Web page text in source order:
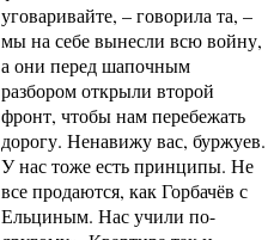
уговаривайте, – говорила та, –
мы на себе вынесли всю войну,
а они перед шапочным
разбором открыли второй
фронт, чтобы нам перебежать
дорогу. Ненавижу вас, буржуев.
У нас тоже есть принципы. Не
все продаются, как Горбачёв с
Ельциным. Нас учили по-